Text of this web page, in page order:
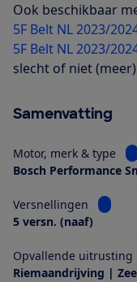
Ook beschikbaar
5F Belt NL 2023/
5F Belt NL 2023/
slecht of niet
Samenvatting
Motor, merk & type
Bosch Performance
Versnellingen
Bekijk
5 versn. (naaf)
Opvallende uitrusting
Riemaandrijving |